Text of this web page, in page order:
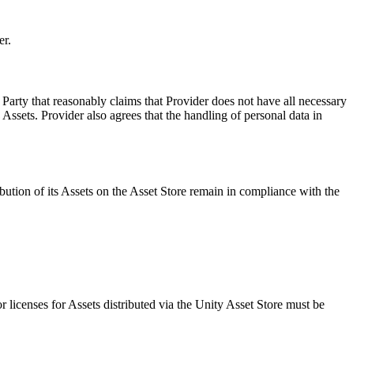
that reasonably claims that Provider does not have all necessary
Provider also agrees that the handling of personal data in
of its Assets on the Asset Store remain in compliance with the
for Assets distributed via the Unity Asset Store must be